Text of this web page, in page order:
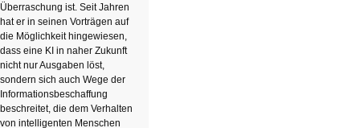
Überraschung ist. Seit Jahren
hat er in seinen Vorträgen auf
die Möglichkeit hingewiesen,
dass eine KI in naher Zukunft
nicht nur Ausgaben löst,
sondern sich auch Wege der
Informationsbeschaffung
beschreitet, die dem Verhalten
von intelligenten Menschen